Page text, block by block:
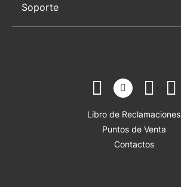
Soporte
Libro de Reclamaciones
Puntos de Venta
Contactos